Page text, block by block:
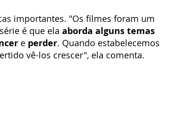
importantes. "Os filmes foram um
é que ela aborda alguns temas
e perder. Quando estabelecemos
vê-los crescer", ela comenta.